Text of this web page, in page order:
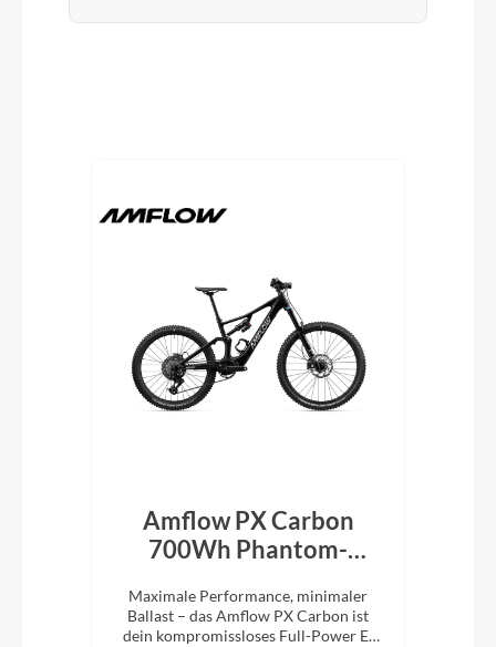
Amflow PX Carbon
700Wh Phantom-
Maximale Performance, minimaler
Ballast – das Amflow PX Carbon ist
dein kompromissloses Full-Power E-